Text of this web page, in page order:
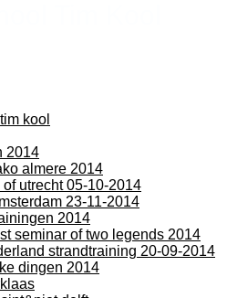
kool
2014
almere 2014
of utrecht 05-10-2014
23-11-2014
2014
seminar of two legends 2014
strandtraining 20-09-2014
dingen 2014